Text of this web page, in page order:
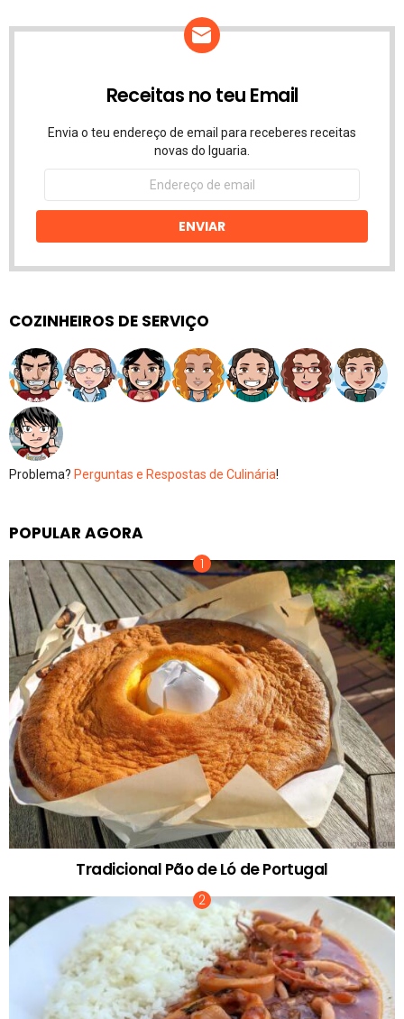
Receitas no teu Email
Envia o teu endereço de email para receberes receitas
novas do Iguaria.
Endereço
email
ENVIAR
COZINHEIROS DE SERVIÇO
Problema? Perguntas e Respostas de Culinária!
POPULAR AGORA
Tradicional Pão de Ló de Portugal